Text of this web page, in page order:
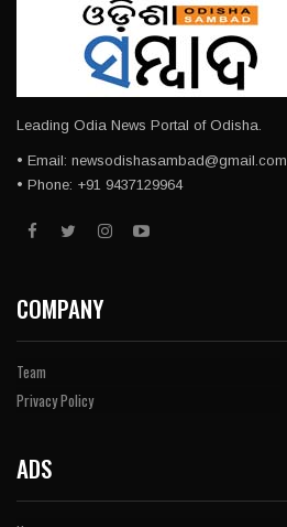
Leading Odia News Portal of Odisha.
• Email: newsodishasambad@gmail.com
• Phone: +91 9437129964
COMPANY
Team
Privacy Policy
ADS